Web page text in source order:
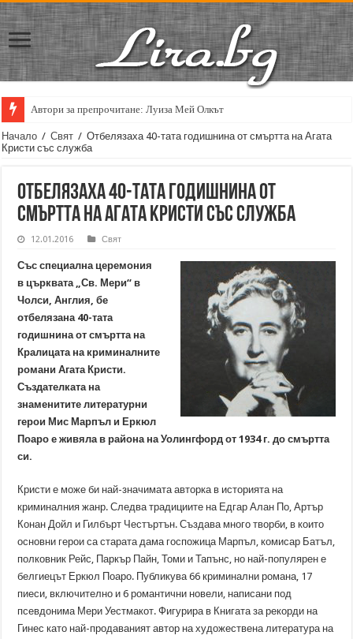
Автори за препрочитане: Луиза Мей Олкът
Начало / Свят / Отбелязаха 40-тата годишнина от смъртта на Агата
Кристи със служба
Отбелязаха 40-тата годишнина от
смъртта на Агата Кристи със служба
12.01.2016 Свят
Със специална церемония
в църквата „Св. Мери“ в
Чолси, Англия, бе
отбелязана 40-тата
годишнина от смъртта на
Кралицата на криминалните
романи Агата Кристи.
Създателката на
знаменитите литературни
герои Мис Марпъл и Еркюл
Поаро е живяла в района на Уолингфорд от 1934 г. до смъртта
си.
Кристи е може би най-значимата авторка в историята на
криминалния жанр. Следва традициите на Едгар Алан По, Артър
Конан Дойл и Гилбърт Честъртън. Създава много творби, в които
основни герои са старата дама госпожица Марпъл, комисар Батъл,
полковник Рейс, Паркър Пайн, Томи и Тапънс, но най-популярен е
белгиецът Еркюл Поаро. Публикува 66 криминални романа, 17
пиеси, включително и 6 романтични новели, написани под
псевдонима Мери Уестмакот. Фигурира в Книгата за рекорди на
Гинес като най-продаваният автор на художествена литература на